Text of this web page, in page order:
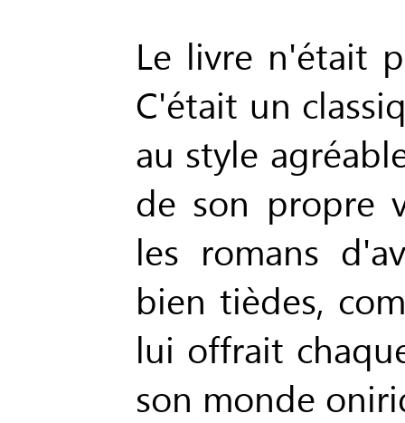
Le livre n'était
C'était un
au style
de son propre
les romans
bien tièdes,
lui offrait
son monde